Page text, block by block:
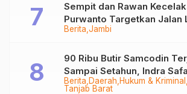
Berita Jambi
Sempit dan Rawan
Purwanto Targetkan Jalan
Tungkal-Jambi Mulus di
Berita Daerah Hukum & Kriminal
Tanjab Barat
90 Ribu Butir Samcodin
Sampai Setahun, Indra
Audit Menyeluruh